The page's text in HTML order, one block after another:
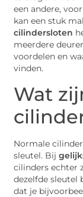
een andere,
kan een stuk
cilindersloten
meerdere
voordelen en
vinden.
Wat
Normale
sleutel. Bij
cilinders echter
dezelfde sleutel
dat je